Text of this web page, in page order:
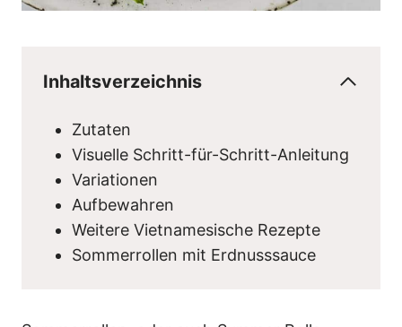
Inhaltsverzeichnis
Zutaten
Visuelle Schritt-für-Schritt-Anleitung
Variationen
Aufbewahren
Weitere Vietnamesische Rezepte
Sommerrollen mit Erdnusssauce